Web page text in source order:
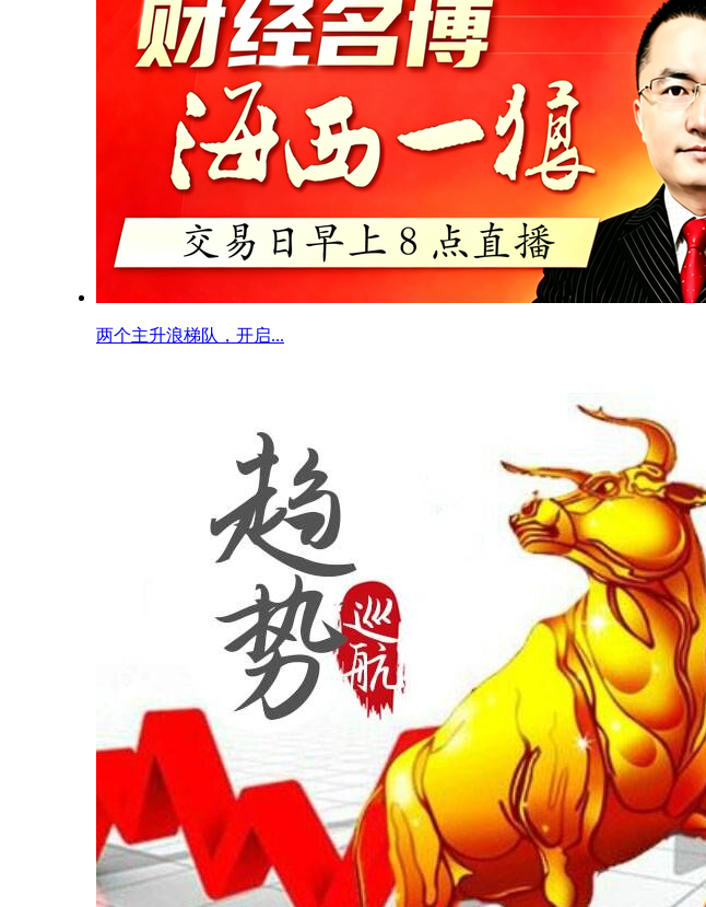
两个主升浪梯队，开启...